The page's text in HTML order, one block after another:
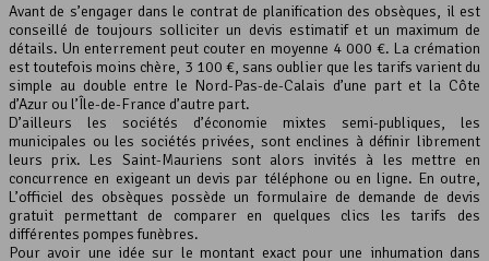
Avant de s’engager dans le contrat de planification des obsèques, il est
conseillé de toujours solliciter un devis estimatif et un maximum de
détails. Un enterrement peut couter en moyenne 4 000 €. La crémation
est toutefois moins chère, 3 100 €, sans oublier que les tarifs varient du
simple au double entre le Nord-Pas-de-Calais d’une part et la Côte
d’Azur ou l’Île-de-France d’autre part.
D’ailleurs les sociétés d’économie mixtes semi-publiques, les
municipales ou les sociétés privées, sont enclines à définir librement
leurs prix. Les Saint-Mauriens sont alors invités à les mettre en
concurrence en exigeant un devis par téléphone ou en ligne. En outre,
L’officiel des obsèques possède un formulaire de demande de devis
gratuit permettant de comparer en quelques clics les tarifs des
différentes pompes funèbres.
Pour avoir une idée sur le montant exact pour une inhumation dans